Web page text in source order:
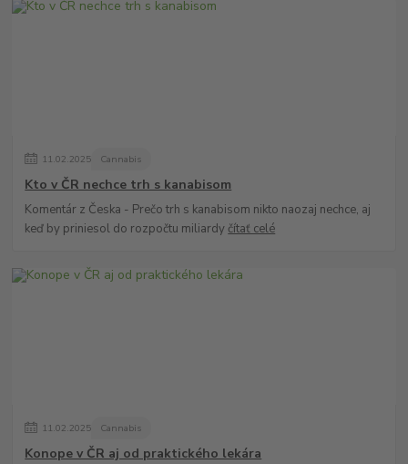
11.02.2025 Cannabis
Kto v ČR nechce trh s kanabisom
Komentár z Česka - Prečo trh s kanabisom nikto naozaj nechce, aj
keď by priniesol do rozpočtu miliardy čítať celé
11.02.2025 Cannabis
Konope v ČR aj od praktického lekára